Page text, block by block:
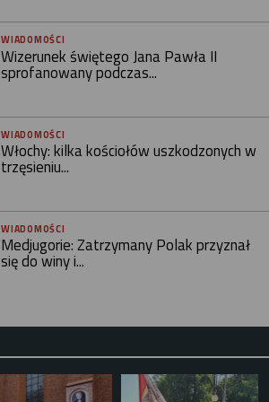
WIADOMOŚCI
Wizerunek świętego Jana Pawła II
sprofanowany podczas...
WIADOMOŚCI
Włochy: kilka kościołów uszkodzonych w
trzęsieniu...
WIADOMOŚCI
Medjugorie: Zatrzymany Polak przyznał
się do winy i...